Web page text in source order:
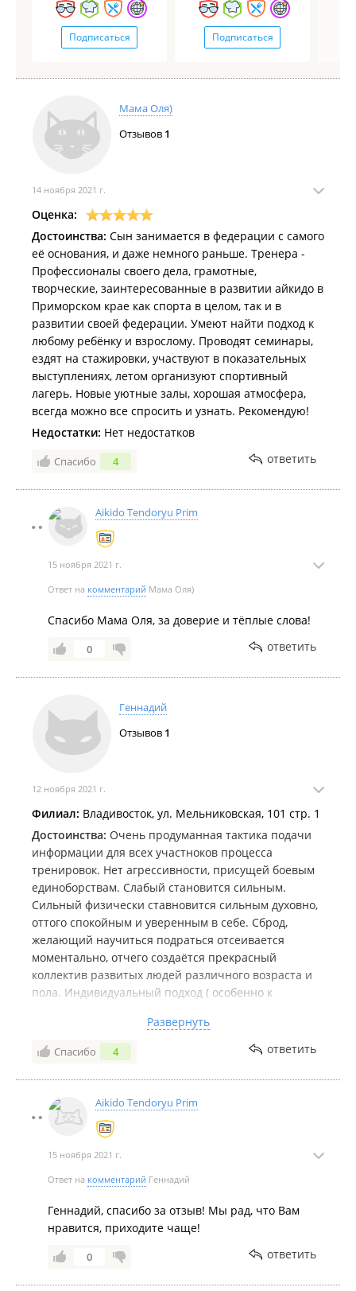
Подписаться Подписаться
Мама Оля)
Отзывов 1
14 ноября 2021 г.
Оценка:
Достоинства: Сын занимается в федерации с самого
её основания, и даже немного раньше. Тренера -
Профессионалы своего дела, грамотные,
творческие, заинтересованные в развитии айкидо в
Приморском крае как спорта в целом, так и в
развитии своей федерации. Умеют найти подход к
любому ребёнку и взрослому. Проводят семинары,
ездят на стажировки, участвуют в показательных
выступлениях, летом организуют спортивный
лагерь. Новые уютные залы, хорошая атмосфера,
всегда можно все спросить и узнать. Рекомендую!
Недостатки: Нет недостатков
Спасибо 4 ответить
Aikido Tendoryu Prim
15 ноября 2021 г.
Ответ на комментарий Мама Оля)
Спасибо Мама Оля, за доверие и тёплые слова!
0 ответить
Геннадий
Отзывов 1
12 ноября 2021 г.
Филиал: Владивосток, ул. Мельниковская, 101 стр. 1
Достоинства: Очень продуманная тактика подачи
информации для всех участноков процесса
тренировок. Нет агрессивности, присущей боевым
единоборствам. Слабый становится сильным.
Сильный физически ставновится сильным духовно,
оттого спокойным и уверенным в себе. Сброд,
желающий научиться подраться отсеивается
моментально, отчего создаётся прекрасный
коллектив развитых людей различного возраста и
пола. Индивидуальный подход ( особенно к
людей практически любой степени физической
подготовки. Есть смешанные группы для родителей
и детей, что очень классно и с точки зрения
экономии времени родителей, желающих
заниматься спортом и, конечно, воспитательного
аспекта. Кто, как не родители должны подавать
Недостатки:Всё отлично
Комментарий:Сам хожу с ребёнком несколько лет
Развернуть
Спасибо 4 ответить
Aikido Tendoryu Prim
15 ноября 2021 г.
Ответ на комментарий Геннадий
Геннадий, спасибо за отзыв! Мы рад, что Вам
нравится, приходите чаще!
0 ответить